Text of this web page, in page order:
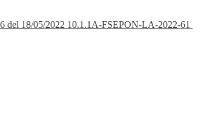
del 18/05/2022 10.1.1A-FSEPON-LA-2022-61